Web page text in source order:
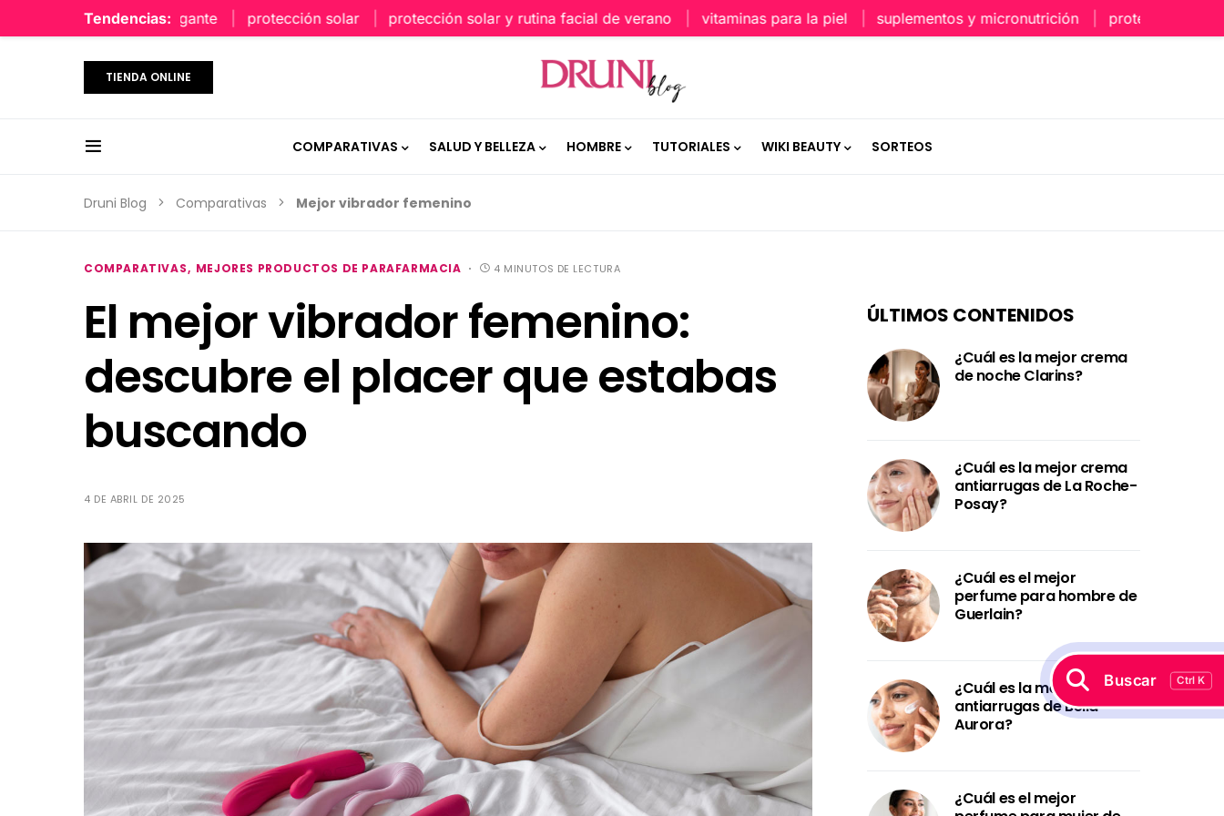
Tendencias:
perfume limpio y elegante protección solar protección solar y rutina facial de verano vitaminas para la piel suplementos y micronutrición protección capilar
TIENDA ONLINE
COMPARATIVAS SALUD Y BELLEZA HOMBRE TUTORIALES WIKI BEAUTY SORTEOS
Druni Blog Comparativas Mejor vibrador femenino
COMPARATIVAS MEJORES PRODUCTOS DE PARAFARMACIA 4 MINUTOS DE LECTURA
El mejor vibrador femenino:
descubre el placer que estabas
buscando
4 DE ABRIL DE 2025
ÚLTIMOS CONTENIDOS
¿Cuál es la mejor crema
de noche Clarins?
¿Cuál es la mejor crema
antiarrugas de La Roche-
Posay?
¿Cuál es el mejor
perfume para hombre de
Guerlain?
¿Cuál es la mejor crema
antiarrugas de Bella
Aurora?
¿Cuál es el mejor
Buscar Ctrl K